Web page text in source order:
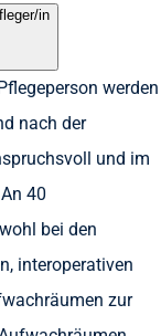
in
werden
nach der
und im
40
bei den
interoperativen
zur